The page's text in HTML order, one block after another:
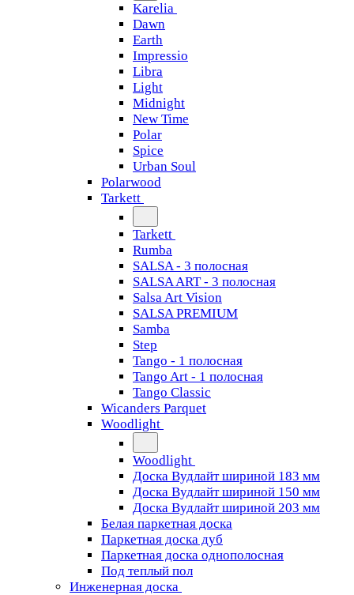
Karelia
Dawn
Earth
Impressio
Libra
Light
Midnight
New Time
Polar
Spice
Urban Soul
Polarwood
Tarkett
Tarkett
Rumba
SALSA - 3 полосная
SALSA ART - 3 полосная
Salsa Art Vision
SALSA PREMIUM
Samba
Step
Tango - 1 полосная
Tango Art - 1 полосная
Tango Classiс
Wicanders Parquet
Woodlight
Woodlight
Доска Вудлайт шириной 183 мм
Доска Вудлайт шириной 150 мм
Доска Вудлайт шириной 203 мм
Белая паркетная доска
Паркетная доска дуб
Паркетная доска однополосная
Под теплый пол
Инженерная доска